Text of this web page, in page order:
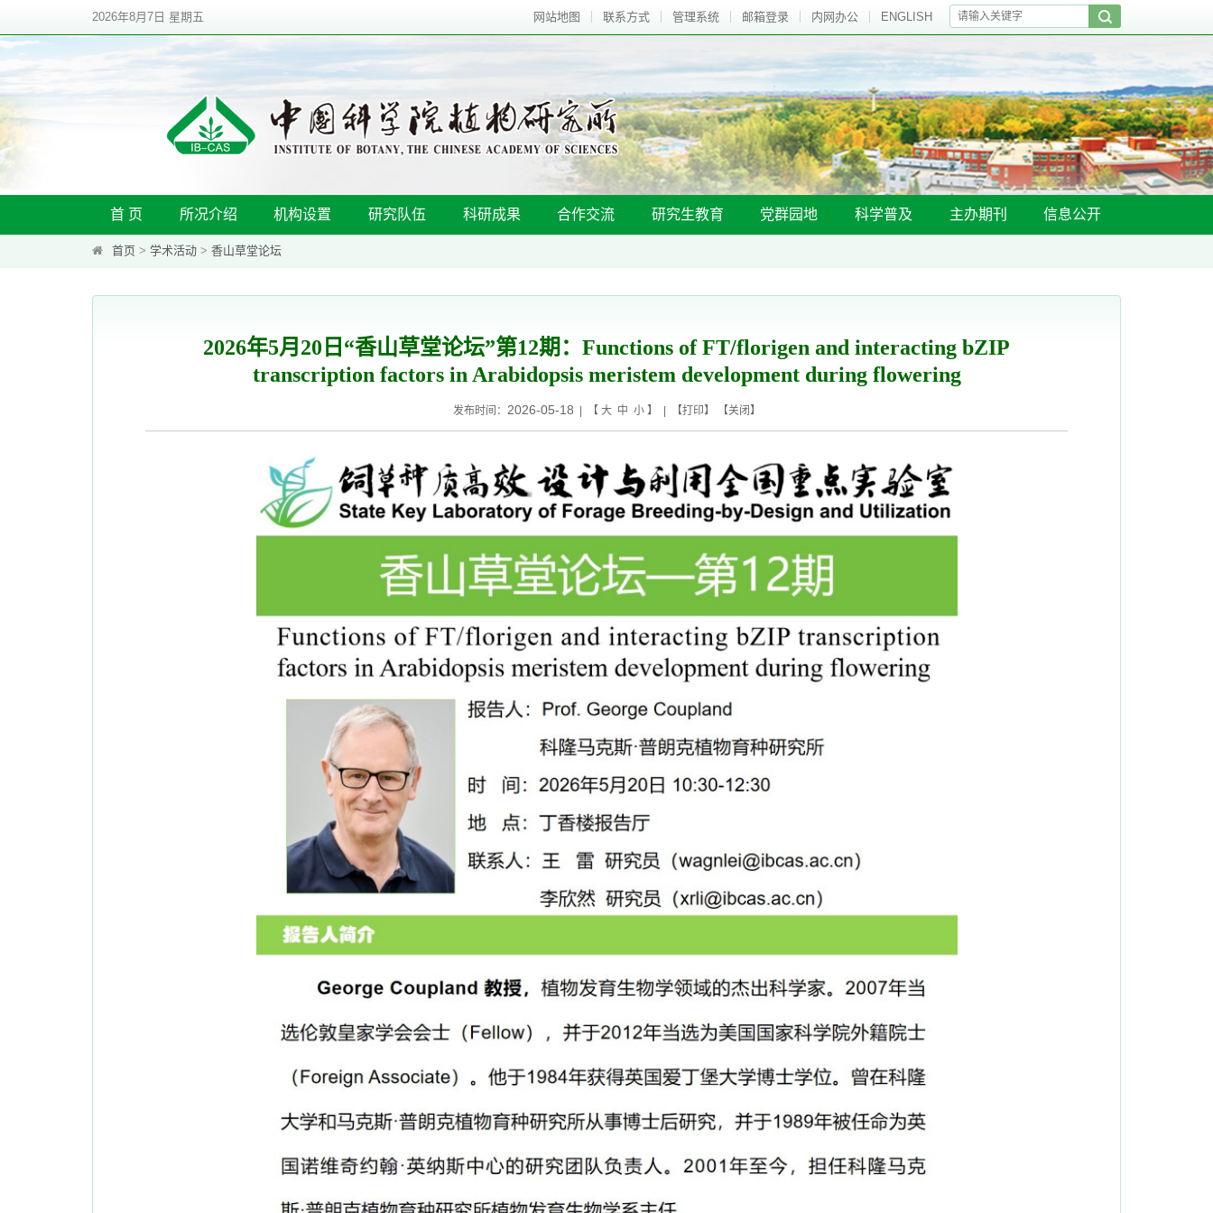
2026年8月7日 星期五 网站地图 联系方式 管理系统 邮箱登录 内网办公 ENGLISH
首 页 所况介绍 机构设置 研究队伍 科研成果 合作交流 研究生教育 党群园地 科学普及 主办期刊 信息公开
首页 > 学术活动 > 香山草堂论坛
2026年5月20日“香山草堂论坛”第12期：Functions of FT/florigen and interacting bZIP
transcription factors in Arabidopsis meristem development during flowering
发布时间： 2026-05-18 | 【 大 中 小】 | 【打印】 【关闭 】